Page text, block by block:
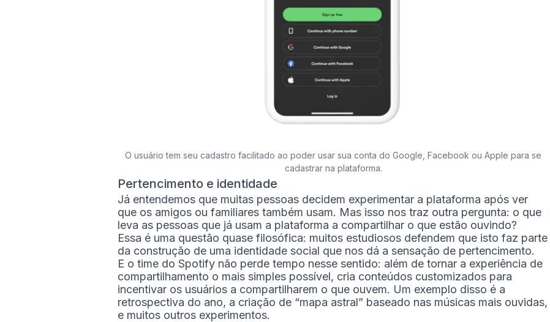
O usuário tem seu cadastro facilitado ao poder usar sua conta do Google, Facebook ou Apple para se
cadastrar na plataforma.
Pertencimento e identidade
Já entendemos que muitas pessoas decidem experimentar a plataforma após ver
que os amigos ou familiares também usam. Mas isso nos traz outra pergunta: o que
leva as pessoas que já usam a plataforma a compartilhar o que estão ouvindo?
Essa é uma questão quase filosófica: muitos estudiosos defendem que isto faz parte
da construção de uma identidade social que nos dá a sensação de pertencimento.
E o time do Spotify não perde tempo nesse sentido: além de tornar a experiência de
compartilhamento o mais simples possível, cria conteúdos customizados para
incentivar os usuários a compartilharem o que ouvem. Um exemplo disso é a
retrospectiva do ano, a criação de “mapa astral” baseado nas músicas mais ouvidas,
e muitos outros experimentos.